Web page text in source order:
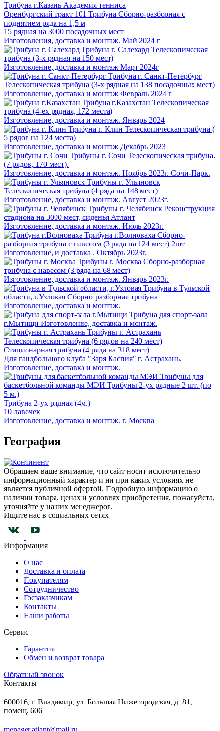
Трибуна г.Казань Академия тенниса
Оренбургский тракт 101 Трибуна Сборно-разборная с
поднятием ряда на 1,5 м
15 рядная на 3000 посадочных мест
Изготовления, доставка и монтаж. Май 2024 г
Трибуна г. Салехард Телескопическая
трибуна (3-х рядная на 150 мест)
Изготовление, доставка и монтаж Март 2024г
Трибуна г. Санкт-Петербург
Телескопическая трибуна (3-х рядная на 138 посадочных мест)
Изготовление, доставка и монтаж Февраль 2024 г
Трибуна г.Казахстан Телескопическая
трибуна (4-ех рядная, 172 места)
Изготовление, доставка и монтаж. Январь 2024
Трибуна г. Клин Телескопическая трибуна (
5 рядов на 124 места)
Изготовление, доставка и монтаж Декабрь 2023
Трибуны г. Сочи Телескопическая трибуна.
(7 рядов, 170 мест).
Изготовление, доставка и монтаж. Ноябрь 2023г. Сочи-Парк.
Трибуны г. Ульяновск
Телескопическая трибуна (4 ряда на 148 мест)
Изготовление, доставка и монтаж. Август 2023г.
Трибуны г. Челябинск Реконструкция
стадиона на 3000 мест, сиденья Атлант
Изготовление, доставка и монтаж. Июль 2023г.
Трибуна г.Волноваха Сборно-
разборная трибуна с навесом (3 ряда на 124 мест) 2шт
Изготовление, и доставка . Октябрь 2023г.
Трибуны г. Москва Сборно-разборная
трибуна с навесом (3 ряда на 68 мест)
Изготовление, доставка и монтаж. Январь 2023г.
Трибуна в Тульской
области, г.Узловая Сборно-разборная трибуна
Изготовление, доставка и монтаж.
Трибуна для спорт-зала
г.Мытищи Изготовление, доставка и монтаж.
Трибуны г. Астрахань
Телескопическая трибуна (6 рядов на 240 мест)
Стационарная трибуна (4 ряда на 318 мест)
Для гандбольного клуба "Заря Каспия" г. Астрахань.
Изготовление, доставка и монтаж.
Трибуны для
баскетбольной команды МЭИ Трибуны 2-ух рядные 2 шт. (по
5 м.)
Трибуна 2-ух рядная (4м.)
10 лавочек
Изготовление, доставка и монтаж. г. Москва
География
Обращаем ваше внимание, что сайт носит исключительно
информационный характер и ни при каких условиях не
является публичной офертой. Подробную информацию о
наличии товара, ценах и условиях приобретения, пожалуйста,
уточняйте у наших менеджеров.
Ищите нас в социальных сетях
Информация
О нас
Доставка и оплата
Покупателям
Сотрудничество
Госзаказчикам
Контакты
Наши работы
Сервис
Гарантия
Обмен и возврат товара
Обратный звонок
Контакты
600016, г. Владимир, ул. Большая Нижегородская, д. 81,
помещ. 606
menager.atlant@mail.ru